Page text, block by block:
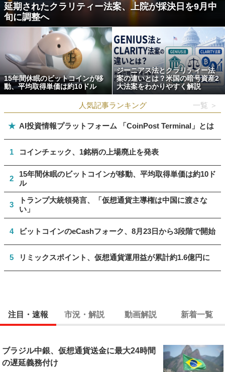
延期されたクラリティー法案、上院が採決日を9月中
旬に調整へ
15年間休眠のビットコインが移
動、平均取得単価は約10ドル
ジーニアス法とクラリティー法
案の違いとは？米国の暗号資産2
大法案をわかりやすく解説
人気記事ランキング 一覧 ＞
★ AI投資情報プラットフォーム 「CoinPost Terminal」とは
1 コインチェック、1銘柄の上場廃止を発表
2
15年間休眠のビットコインが移動、平均取得単価は約10ド
ル
3
トランプ大統領発言、「仮想通貨主導権は中国に渡さな
い」
4 ビットコインのeCashフォーク、8月23日から3段階で開始
5 リミックスポイント、仮想通貨運用益が累計約1.6億円に
注目・速報 市況・解説 動画解説 新着一覧
ブラジル中銀、仮想通貨送金に最大24時間
の遅延義務付け